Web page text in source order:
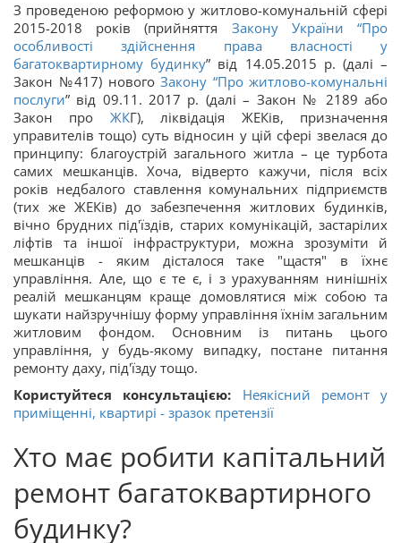
З проведеною реформою у житлово-комунальній сфері
2015-2018 років (прийняття Закону України “Про
особливості здійснення права власності у
багатоквартирному будинку” від 14.05.2015 р. (далі –
Закон №417) нового Закону “Про житлово-комунальні
послуги” від 09.11. 2017 р. (далі – Закон № 2189 або
Закон про ЖКГ), ліквідація ЖЕКів, призначення
управителів тощо) суть відносин у цій сфері звелася до
принципу: благоустрій загального житла – це турбота
самих мешканців. Хоча, відверто кажучи, після всіх
років недбалого ставлення комунальних підприємств
(тих же ЖЕКів) до забезпечення житлових будинків,
вічно брудних під'їздів, старих комунікацій, застарілих
ліфтів та іншої інфраструктури, можна зрозуміти й
мешканців - яким дісталося таке "щастя" в їхнє
управління. Але, що є те є, і з урахуванням нинішніх
реалій мешканцям краще домовлятися між собою та
шукати найзручнішу форму управління їхнім загальним
житловим фондом. Основним із питань цього
управління, у будь-якому випадку, постане питання
ремонту даху, під'їзду тощо.
Користуйтеся консультацією:
Неякісний ремонт у
приміщенні, квартирі - зразок претензії
Хто має робити капітальний
ремонт багатоквартирного
будинку?